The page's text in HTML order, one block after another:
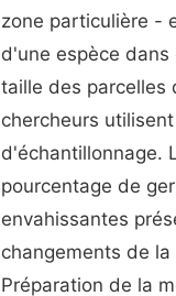
zone particulière -
d'une espèce
taille des parcelles
chercheurs
d'échantillonnage.
pourcentage de
envahissantes
changements de
Préparation de la